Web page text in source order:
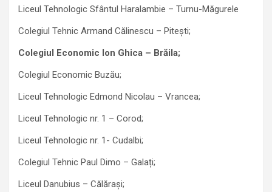
Liceul Tehnologic Sfântul Haralambie – Turnu-Măgurele
Colegiul Tehnic Armand Călinescu – Pitești;
Colegiul Economic Ion Ghica – Brăila;
Colegiul Economic Buzău;
Liceul Tehnologic Edmond Nicolau – Vrancea;
Liceul Tehnologic nr. 1 – Corod;
Liceul Tehnologic nr. 1- Cudalbi;
Colegiul Tehnic Paul Dimo – Galați;
Liceul Danubius – Călărași;